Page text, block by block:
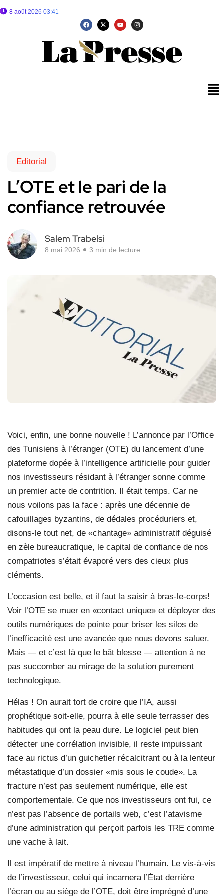
8 août 2026 03:41
Editorial
L’OTE et le pari de la
confiance retrouvée
Salem Trabelsi
8 mai 2026 3 min de lecture
Voici, enfin, une bonne nouvelle ! L’annonce par l’Office
des Tunisiens à l’étranger (OTE) du lancement d’une
plateforme dopée à l’intelligence artificielle pour guider
nos investisseurs résidant à l’étranger sonne comme
un premier acte de contrition. Il était temps. Car ne
nous voilons pas la face : après une décennie de
cafouillages byzantins, de dédales procéduriers et,
disons-le tout net, de «chantage» administratif déguisé
en zèle bureaucratique, le capital de confiance de nos
compatriotes s’était évaporé vers des cieux plus
cléments.
L’occasion est belle, et il faut la saisir à bras-le-corps!
Voir l’OTE se muer en «contact unique» et déployer des
outils numériques de pointe pour briser les silos de
l’inefficacité est une avancée que nous devons saluer.
Mais — et c’est là que le bât blesse — attention à ne
pas succomber au mirage de la solution purement
technologique.
Hélas ! On aurait tort de croire que l’IA, aussi
prophétique soit-elle, pourra à elle seule terrasser des
habitudes qui ont la peau dure. Le logiciel peut bien
détecter une corrélation invisible, il reste impuissant
face au rictus d’un guichetier récalcitrant ou à la lenteur
métastatique d’un dossier «mis sous le coude». La
fracture n’est pas seulement numérique, elle est
comportementale. Ce que nos investisseurs ont fui, ce
n’est pas l’absence de portails web, c’est l’atavisme
d’une administration qui perçoit parfois les TRE comme
une vache à lait.
Il est impératif de mettre à niveau l’humain. Le vis-à-vis
de l’investisseur, celui qui incarnera l’État derrière
l’écran ou au siège de l’OTE, doit être imprégné d’une